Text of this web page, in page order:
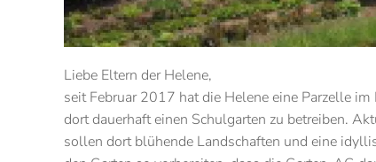
Liebe Eltern der Helene,
seit Februar 2017 hat die Helene eine Parzelle
dort dauerhaft einen Schulgarten zu betreiben.
sollen dort blühende Landschaften und eine